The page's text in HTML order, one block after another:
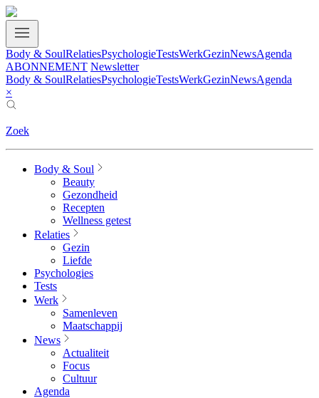
Body & SoulRelatiesPsychologieTestsWerkGezinNewsAgenda
ABONNEMENT Newsletter
Body & SoulRelatiesPsychologieTestsWerkGezinNewsAgenda
×
Zoek
Body & Soul
Beauty
Gezondheid
Recepten
Wellness getest
Relaties
Gezin
Liefde
Psychologies
Tests
Werk
Samenleven
Maatschappij
News
Actualiteit
Focus
Cultuur
Agenda